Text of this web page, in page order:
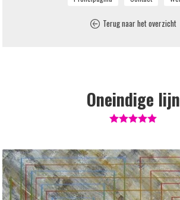
Terug naar het overzicht
Oneindige lijn